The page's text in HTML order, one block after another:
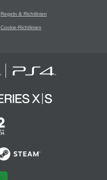
Regeln & Richtlinien
Cookie-Richtlinien